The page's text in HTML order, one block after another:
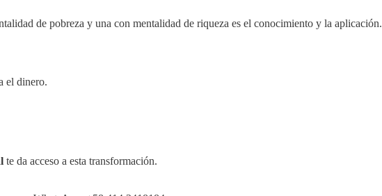
de pobreza y una con mentalidad de riqueza es el conocimiento y la aplicación.
el dinero.
te da acceso a esta transformación.